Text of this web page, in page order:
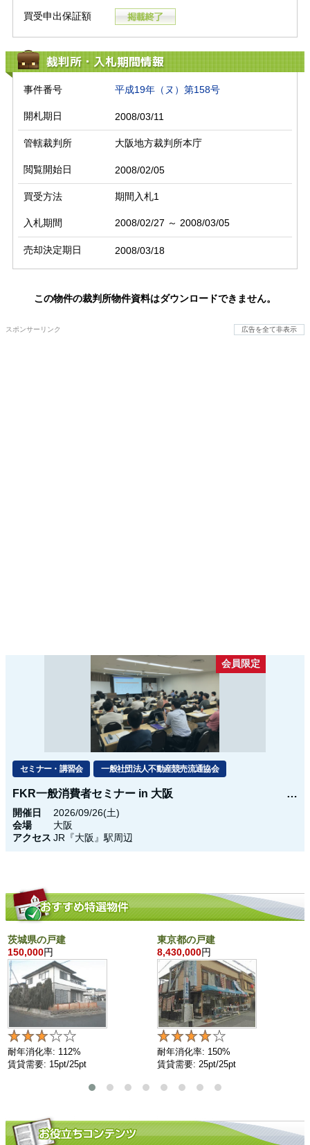
買受申出保証額
裁判所・入札期間情報
事件番号 平成19年（ヌ）第158号
開札期日 2008/03/11
管轄裁判所 大阪地方裁判所本庁
閲覧開始日 2008/02/05
買受方法 期間入札1
入札期間 2008/02/27 ～ 2008/03/05
売却決定期日 2008/03/18
この物件の裁判所物件資料はダウンロードできません。
スポンサーリンク 広告を全て非表示
会員限定
セミナー・講習会 一般社団法人不動産競売流通協会
FKR一般消費者セミナー in 大阪
開催日
2026/09/26(土)
会場
大阪
アクセス JR『大阪』駅周辺
茨城県の戸建
150,000円
耐年消化率: 112%
賃貸需要: 15pt/25pt
東京都の戸建
8,430,000円
耐年消化率: 150%
賃貸需要: 25pt/25pt